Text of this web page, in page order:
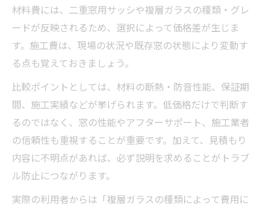
材料費には、二重窓用サッシや複層ガラスの種類・グレ
ードが反映されるため、選択によって価格差が生じま
す。施工費は、現場の状況や既存窓の状態により変動す
る点も覚えておきましょう。
比較ポイントとしては、材料の断熱・防音性能、保証期
間、施工実績などが挙げられます。低価格だけで判断す
るのではなく、窓の性能やアフターサポート、施工業者
の信頼性も重視することが重要です。加えて、見積もり
内容に不明点があれば、必ず説明を求めることがトラブ
ル防止につながります。
実際の利用者からは「複層ガラスの種類によって費用に